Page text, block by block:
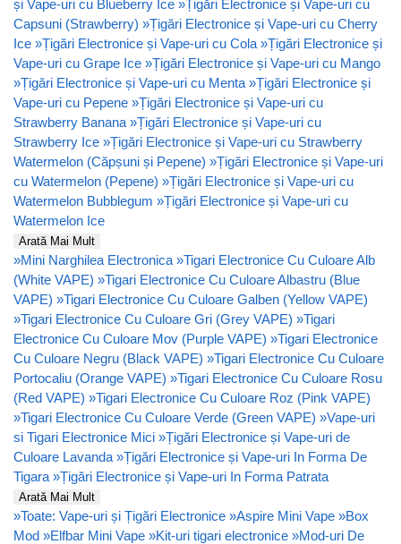
și Vape-uri cu Blueberry Ice »Țigări Electronice și Vape-uri cu
Capsuni (Strawberry) »Țigări Electronice și Vape-uri cu Cherry
Ice »Țigări Electronice și Vape-uri cu Cola »Țigări Electronice și
Vape-uri cu Grape Ice »Țigări Electronice și Vape-uri cu Mango
»Țigări Electronice și Vape-uri cu Menta »Țigări Electronice și
Vape-uri cu Pepene »Țigări Electronice și Vape-uri cu
Strawberry Banana »Țigări Electronice și Vape-uri cu
Strawberry Ice »Țigări Electronice și Vape-uri cu Strawberry
Watermelon (Căpșuni și Pepene) »Țigări Electronice și Vape-uri
cu Watermelon (Pepene) »Țigări Electronice și Vape-uri cu
Watermelon Bubblegum »Țigări Electronice și Vape-uri cu
Watermelon Ice
Arată Mai Mult
»Mini Narghilea Electronica »Tigari Electronice Cu Culoare Alb
(White VAPE) »Tigari Electronice Cu Culoare Albastru (Blue
VAPE) »Tigari Electronice Cu Culoare Galben (Yellow VAPE)
»Tigari Electronice Cu Culoare Gri (Grey VAPE) »Tigari
Electronice Cu Culoare Mov (Purple VAPE) »Tigari Electronice
Cu Culoare Negru (Black VAPE) »Tigari Electronice Cu Culoare
Portocaliu (Orange VAPE) »Tigari Electronice Cu Culoare Rosu
(Red VAPE) »Tigari Electronice Cu Culoare Roz (Pink VAPE)
»Tigari Electronice Cu Culoare Verde (Green VAPE) »Vape-uri
si Tigari Electronice Mici »Țigări Electronice și Vape-uri de
Culoare Lavanda »Țigări Electronice și Vape-uri In Forma De
Tigara »Țigări Electronice și Vape-uri In Forma Patrata
Arată Mai Mult
»Toate: Vape-uri și Țigări Electronice »Aspire Mini Vape »Box
Mod »Elfbar Mini Vape »Kit-uri tigari electronice »Mod-uri De